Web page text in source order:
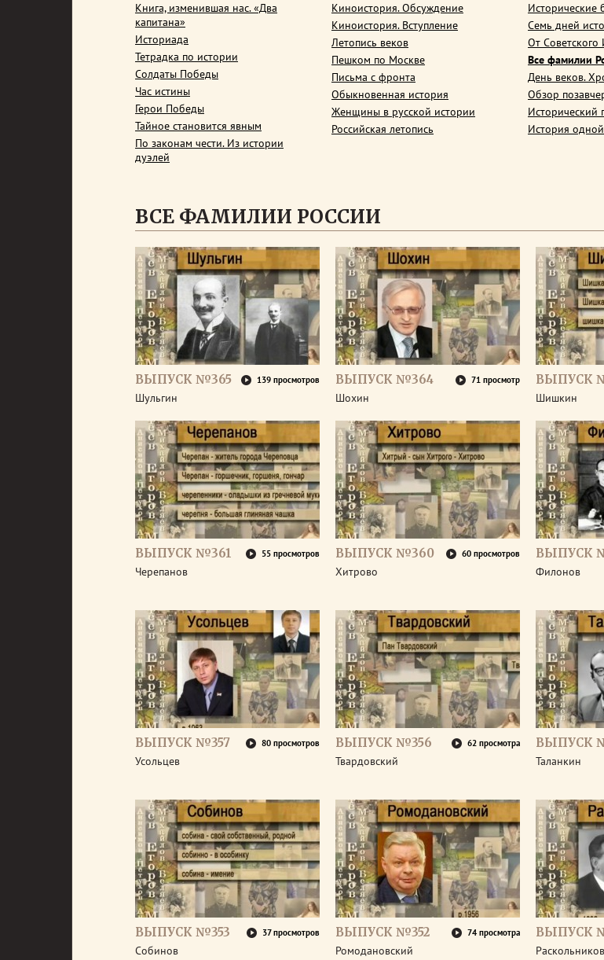
Книга, изменившая нас. «Два
капитана»
Историада
Тетрадка по истории
Солдаты Победы
Час истины
Герои Победы
Тайное становится явным
По законам чести. Из истории
дуэлей
Киноистория. Обсуждение
Киноистория. Вступление
Летопись веков
Пешком по Москве
Письма с фронта
Обыкновенная история
Женщины в русской истории
Российская летопись
Исторические
Семь дней
От
Все фамилии
День веков.
Обзор
Исторический
История
ВСЕ ФАМИЛИИ РОССИИ
ВЫПУСК №365 139 просмотров
Шульгин
ВЫПУСК №364 71 просмотр
Шохин
ВЫПУСК
Шишкин
ВЫПУСК №361 55 просмотров
Черепанов
ВЫПУСК №360 60 просмотров
Хитрово
ВЫПУСК
Филонов
ВЫПУСК №357 80 просмотров
Усольцев
ВЫПУСК №356 62 просмотра
Твардовский
ВЫПУСК
Таланкин
ВЫПУСК №353 37 просмотров
Собинов
ВЫПУСК №352 74 просмотра
Ромодановский
ВЫПУСК
Раскольников